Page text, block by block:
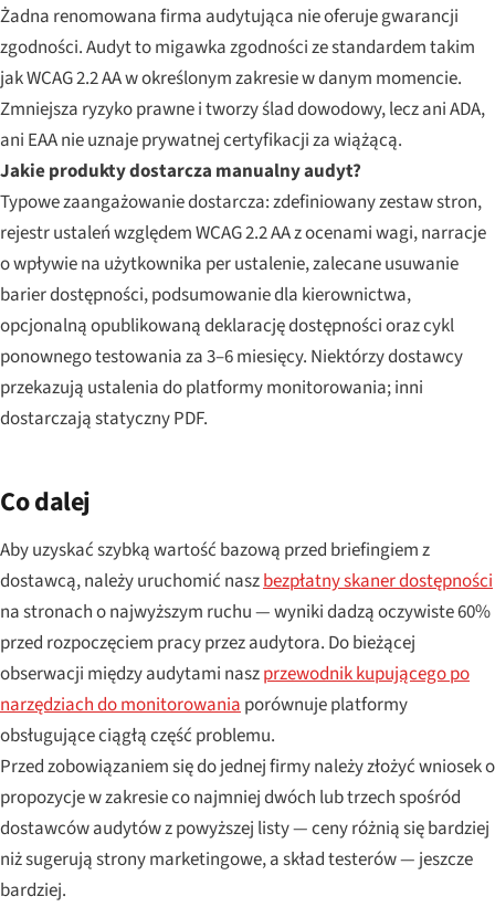
Żadna renomowana firma audytująca nie oferuje gwarancji
zgodności. Audyt to migawka zgodności ze standardem takim
jak WCAG 2.2 AA w określonym zakresie w danym momencie.
Zmniejsza ryzyko prawne i tworzy ślad dowodowy, lecz ani ADA,
ani EAA nie uznaje prywatnej certyfikacji za wiążącą.
Jakie produkty dostarcza manualny audyt?
Typowe zaangażowanie dostarcza: zdefiniowany zestaw stron,
rejestr ustaleń względem WCAG 2.2 AA z ocenami wagi, narracje
o wpływie na użytkownika per ustalenie, zalecane usuwanie
barier dostępności, podsumowanie dla kierownictwa,
opcjonalną opublikowaną deklarację dostępności oraz cykl
ponownego testowania za 3–6 miesięcy. Niektórzy dostawcy
przekazują ustalenia do platformy monitorowania; inni
dostarczają statyczny PDF.
Co dalej
Aby uzyskać szybką wartość bazową przed briefingiem z
dostawcą, należy uruchomić naszbezpłatny skaner dostępności
na stronach o najwyższym ruchu — wyniki dadzą oczywiste 60%
przed rozpoczęciem pracy przez audytora. Do bieżącej
obserwacji między audytami naszprzewodnik kupującego po
narzędziach do monitorowania porównuje platformy
obsługujące ciągłą część problemu.
Przed zobowiązaniem się do jednej firmy należy złożyć wniosek o
propozycje w zakresie co najmniej dwóch lub trzech spośród
dostawców audytów z powyższej listy — ceny różnią się bardziej
niż sugerują strony marketingowe, a skład testerów — jeszcze
bardziej.